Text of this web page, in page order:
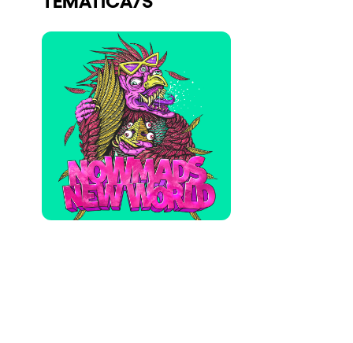
¿Quieres trabajar con nosotros?
elrow News
Síguenos en tiktok
Síguenos en facebook
Síguenos en instagram
Síguenos en twitter
Síguenos en linkedin
Síguenos en youtube
Política de Privacidad
Política de Cookies